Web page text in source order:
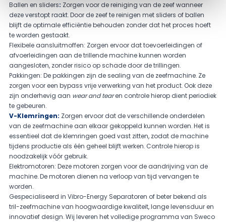
Ballen en sliders: Zorgen voor de reiniging van de zeef wanneer
deze verstopt raakt. Door de zeef te reinigen met sliders of ballen
blijft de optimale efficiëntie behouden zonder dat het proces hoeft
te worden gestaakt.
Flexibele aansluitmoffen: Zorgen ervoor dat toevoerleidingen of
afvoerleidingen aan de trillende machine kunnen worden
aangesloten, zonder risico op schade door de trillingen.
Pakkingen: De pakkingen zijn de sealing van de zeefmachine. Ze
zorgen voor een bypass vrije verwerking van het product. Ook deze
zijn onderhevig aan wear and tearen controle hierop dient periodiek
te gebeuren.
V-Klemringen: Zorgen ervoor dat de verschillende onderdelen
van de zeefmachine aan elkaar gekoppeld kunnen worden. Het is
essentieel dat de klemringen goed vast zitten, zodat de machine
tijdens productie als één geheel blijft werken. Controle hierop is
noodzakelijk vóór gebruik.
Elektromotoren: Deze motoren zorgen voor de aandrijving van de
machine. De motoren dienen na verloop van tijd vervangen te
worden.
Gespecialiseerd in Vibro-Energy Separatoren of beter bekend als
tril-zeefmachine van hoogwaardige kwaliteit, lange levensduur en
innovatief design. Wij leveren het volledige programma van Sweco